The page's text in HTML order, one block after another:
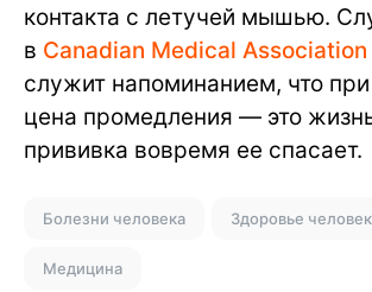
контакта с летучей мышью.
в Canadian Medical Association
служит напоминанием, что
цена промедления — это
прививка вовремя ее спасает.
Болезни человека Здоровье
Медицина